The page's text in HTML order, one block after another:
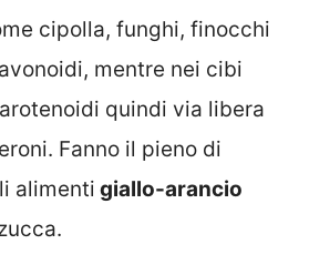
cipolla, funghi, finocchi
mentre nei cibi
quindi via libera
Fanno il pieno di
alimenti giallo-arancio